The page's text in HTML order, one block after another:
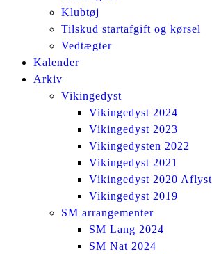
Klubtøj
Tilskud startafgift og kørsel
Vedtægter
Kalender
Arkiv
Vikingedyst
Vikingedyst 2024
Vikingedyst 2023
Vikingedysten 2022
Vikingedyst 2021
Vikingedyst 2020 Aflyst
Vikingedyst 2019
SM arrangementer
SM Lang 2024
SM Nat 2024